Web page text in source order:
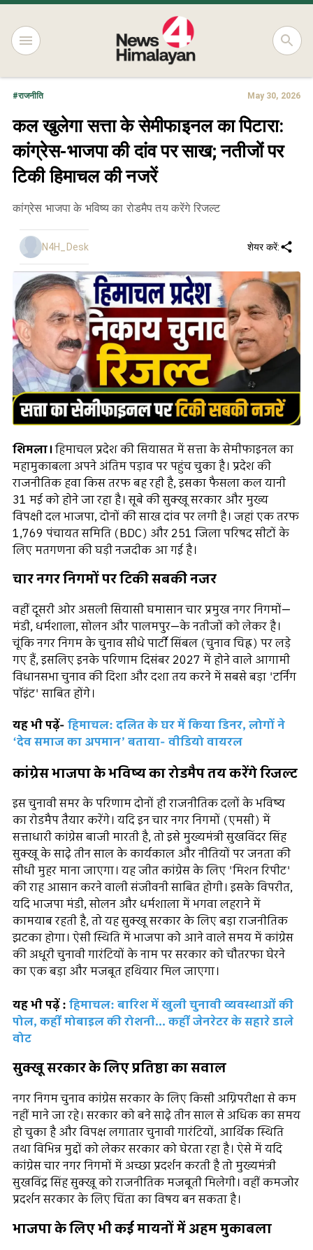
#राजनीति May 30, 2026
कल खुलेगा सत्ता के सेमीफाइनल का पिटारा:
कांग्रेस-भाजपा की दांव पर साख; नतीजों पर
टिकी हिमाचल की नजरें
कांग्रेस भाजपा के भविष्य का रोडमैप तय करेंगे रिजल्ट
N4H_Desk शेयर करें:
शिमला।हिमाचल प्रदेश की सियासत में सत्ता के सेमीफाइनल का
महामुकाबला अपने अंतिम पड़ाव पर पहुंच चुका है। प्रदेश की
राजनीतिक हवा किस तरफ बह रही है, इसका फैसला कल यानी
31 मई को होने जा रहा है। सूबे की सुक्खू सरकार और मुख्य
विपक्षी दल भाजपा, दोनों की साख दांव पर लगी है। जहां एक तरफ
1,769 पंचायत समिति (BDC) और 251 जिला परिषद सीटों के
लिए मतगणना की घड़ी नजदीक आ गई है।
चार नगर निगमों पर टिकी सबकी नजर
वहीं दूसरी ओर असली सियासी घमासान चार प्रमुख नगर निगमों—
मंडी, धर्मशाला, सोलन और पालमपुर—के नतीजों को लेकर है।
चूंकि नगर निगम के चुनाव सीधे पार्टी सिंबल (चुनाव चिह्न) पर लड़े
गए हैं, इसलिए इनके परिणाम दिसंबर 2027 में होने वाले आगामी
विधानसभा चुनाव की दिशा और दशा तय करने में सबसे बड़ा 'टर्निंग
पॉइंट' साबित होंगे।
यह भी पढ़ें- हिमाचल: दलित के घर में किया डिनर, लोगों ने
‘देव समाज का अपमान’ बताया- वीडियो वायरल
कांग्रेस भाजपा के भविष्य का रोडमैप तय करेंगे रिजल्ट
इस चुनावी समर के परिणाम दोनों ही राजनीतिक दलों के भविष्य
का रोडमैप तैयार करेंगे। यदि इन चार नगर निगमों (एमसी) में
सत्ताधारी कांग्रेस बाजी मारती है, तो इसे मुख्यमंत्री सुखविंदर सिंह
सुक्खू के साढ़े तीन साल के कार्यकाल और नीतियों पर जनता की
सीधी मुहर माना जाएगा। यह जीत कांग्रेस के लिए 'मिशन रिपीट'
की राह आसान करने वाली संजीवनी साबित होगी। इसके विपरीत,
यदि भाजपा मंडी, सोलन और धर्मशाला में भगवा लहराने में
कामयाब रहती है, तो यह सुक्खू सरकार के लिए बड़ा राजनीतिक
झटका होगा। ऐसी स्थिति में भाजपा को आने वाले समय में कांग्रेस
की अधूरी चुनावी गारंटियों के नाम पर सरकार को चौतरफा घेरने
का एक बड़ा और मजबूत हथियार मिल जाएगा।
यह भी पढ़ें : हिमाचल: बारिश में खुली चुनावी व्यवस्थाओं की
पोल, कहीं मोबाइल की रोशनी... कहीं जेनरेटर के सहारे डाले
वोट
सुक्खू सरकार के लिए प्रतिष्ठा का सवाल
नगर निगम चुनाव कांग्रेस सरकार के लिए किसी अग्निपरीक्षा से कम
नहीं माने जा रहे। सरकार को बने साढ़े तीन साल से अधिक का समय
हो चुका है और विपक्ष लगातार चुनावी गारंटियों, आर्थिक स्थिति
तथा विभिन्न मुद्दों को लेकर सरकार को घेरता रहा है। ऐसे में यदि
कांग्रेस चार नगर निगमों में अच्छा प्रदर्शन करती है तो मुख्यमंत्री
सुखविंद्र सिंह सुक्खू को राजनीतिक मजबूती मिलेगी। वहीं कमजोर
प्रदर्शन सरकार के लिए चिंता का विषय बन सकता है।
भाजपा के लिए भी कई मायनों में अहम मुकाबला